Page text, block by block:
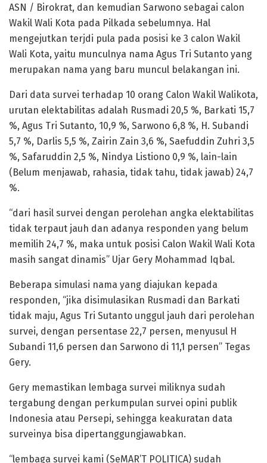
ASN / Birokrat, dan kemudian Sarwono sebagai calon
Wakil Wali Kota pada Pilkada sebelumnya. Hal
mengejutkan terjdi pula pada posisi ke 3 calon Wakil
Wali Kota, yaitu munculnya nama Agus Tri Sutanto yang
merupakan nama yang baru muncul belakangan ini.
Dari data survei terhadap 10 orang Calon Wakil Walikota,
urutan elektabilitas adalah Rusmadi 20,5 %, Barkati 15,7
%, Agus Tri Sutanto, 10,9 %, Sarwono 6,8 %, H. Subandi
5,7 %, Darlis 5,5 %, Zairin Zain 3,6 %, Saefuddin Zuhri 3,5
%, Safaruddin 2,5 %, Nindya Listiono 0,9 %, lain-lain
(Belum menjawab, rahasia, tidak tahu, tidak jawab) 24,7
%.
“dari hasil survei dengan perolehan angka elektabilitas
tidak terpaut jauh dan adanya responden yang belum
memilih 24,7 %, maka untuk posisi Calon Wakil Wali Kota
masih sangat dinamis” Ujar Gery Mohammad Iqbal.
Beberapa simulasi nama yang diajukan kepada
responden, “jika disimulasikan Rusmadi dan Barkati
tidak maju, Agus Tri Sutanto unggul jauh dari perolehan
survei, dengan persentase 22,7 persen, menyusul H
Subandi 11,6 persen dan Sarwono di 11,1 persen” Tegas
Gery.
Gery memastikan lembaga survei miliknya sudah
tergabung dengan perkumpulan survei opini publik
Indonesia atau Persepi, sehingga keakuratan data
surveinya bisa dipertanggungjawabkan.
“lembaga survei kami (SeMAR’T POLITICA) sudah